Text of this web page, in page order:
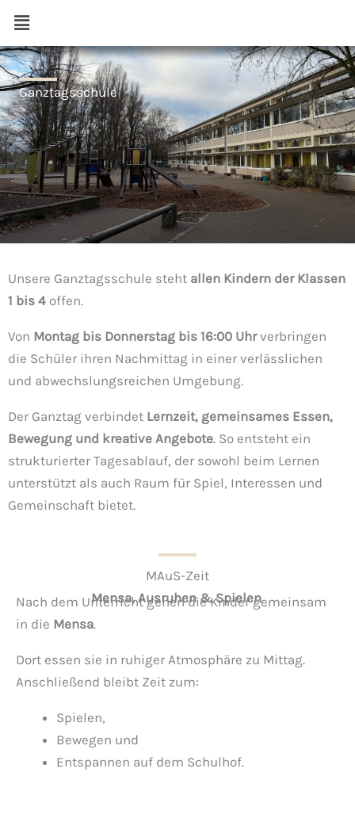
Inhalt
springen
Menü
Ganztagsschule
Unsere Ganztagsschule steht allen Kindern der Klassen
1 bis 4 offen.
Von Montag bis Donnerstag bis 16:00 Uhrverbringen
die Schüler ihren Nachmittag in einer verlässlichen
und abwechslungsreichen Umgebung.
Der Ganztag verbindet Lernzeit, gemeinsames Essen,
Bewegung und kreative Angebote. So entsteht ein
strukturierter Tagesablauf, der sowohl beim Lernen
unterstützt als auch Raum für Spiel, Interessen und
Gemeinschaft bietet.
MAuS-Zeit
Mensa, Ausruhen & Spielen
Nach dem Unterricht gehen die Kinder gemeinsam
in die Mensa.
Dort essen sie in ruhiger Atmosphäre zu Mittag.
Anschließend bleibt Zeit zum:
Spielen,
Bewegen und
Entspannen auf dem Schulhof.